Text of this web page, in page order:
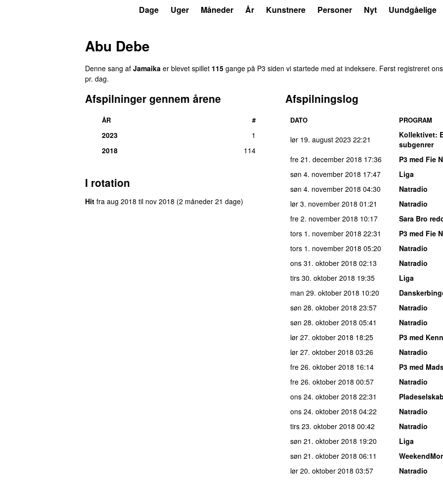
Dage Uger Måneder År Kunstnere Personer Nyt Uundgåelige
Abu Debe
Denne sang af Jamaika er blevet spillet 115 gange på P3 siden vi startede med at indeksere. Først registreret
pr. dag.
Afspilninger gennem årene
ÅR #
2023
1
2018
114
I rotation
Hit fra aug 2018 til nov 2018 (2 måneder 21 dage)
Afspilningslog
DATO PROGRAM
lør 19. august 2023 22:21 Kollektivet:
subgenrer
fre 21. december 2018 17:36
P3 med Fie
søn 4. november 2018 17:47
Liga
søn 4. november 2018 04:30
Natradio
lør 3. november 2018 01:21
Natradio
fre 2. november 2018 10:17
Sara Bro
tors 1. november 2018 22:31
P3 med Fie
tors 1. november 2018 05:20
Natradio
ons 31. oktober 2018 02:13
Natradio
tirs 30. oktober 2018 19:35
Liga
man 29. oktober 2018 10:20
søn 28. oktober 2018 23:57
Natradio
søn 28. oktober 2018 05:41
Natradio
lør 27. oktober 2018 18:25
P3 med
lør 27. oktober 2018 03:26
Natradio
fre 26. oktober 2018 16:14
P3 med
fre 26. oktober 2018 00:57
Natradio
ons 24. oktober 2018 22:31
ons 24. oktober 2018 04:22
Natradio
tirs 23. oktober 2018 00:42
Natradio
søn 21. oktober 2018 19:20
Liga
søn 21. oktober 2018 06:11
lør 20. oktober 2018 03:57
Natradio